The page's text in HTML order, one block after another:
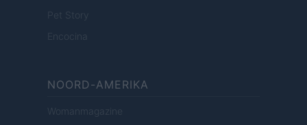
Pet Story
Encocina
NOORD-AMERIKA
Womanmagazine